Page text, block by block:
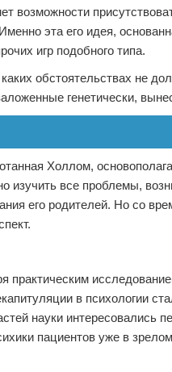
возможности
эта его идея,
игр подобного типа.
обстоятельствах не
генетически,
Холлом,
изучить все проблемы,
его родителей. Но со
практическим
в психологии
науки
пациентов уже в